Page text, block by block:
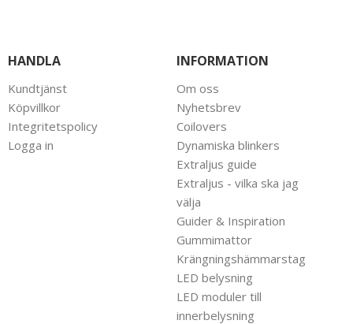
HANDLA
Kundtjänst
Köpvillkor
Integritetspolicy
Logga in
INFORMATION
Om oss
Nyhetsbrev
Coilovers
Dynamiska blinkers
Extraljus guide
Extraljus - vilka ska jag
välja
Guider & Inspiration
Gummimattor
Krängningshämmarstag
LED belysning
LED moduler till
innerbelysning